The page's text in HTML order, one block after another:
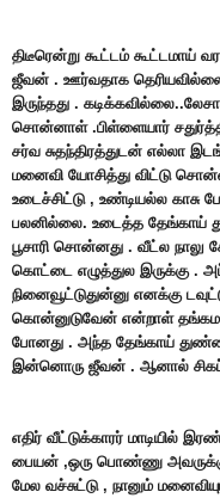
திடீரென்று கூட்டம் கூட்டமாய்
ஜீவன் . ஊர்வதாக
இருந்தது .
சொன்னாள் .பிள்ளையார்
சர்வ சுதந்திரத்துடன் எல்லா
மனைவி யோசித்து விட்டு
உடைச்சிட்டு , உண்டியல்ல காசு
பலனில்லை. உடைத்த தேங்காய்
பூசாரி சொன்னது . வீட்ல நாலு
கொட்டை எழுத்துல இருக்கு .
நினைவூட்டுதுன்னு எனக்கு
கொன்னுடுவேன் என்றாள்
போனது . அந்த தேங்காய்
இன்னொரு ஜீவன் . ஆனால்
எதிர் வீட்டுக்காரர் மாடியில்
பையன் ,ஒரு பொண்ணு
மேல வச்சுட்டு , நானும்